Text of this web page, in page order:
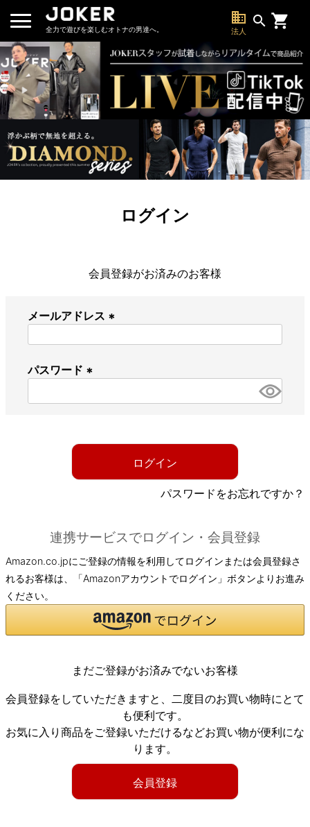
全力で遊びを楽しむオトナの男達へ。
business
法人
search
ログイン
会員登録がお済みのお客様
メールアドレス
パスワード
必
ログイン
パスワードをお忘れですか？
連携サービスでログイン・会員登録
Amazon.co.jpにご登録の情報を利用してログインまたは会員登録さ
れるお客様は、「Amazonアカウントでログイン」ボタンよりお進み
ください。
まだご登録がお済みでないお客様
会員登録をしていただきますと、二度目のお買い物時にとて
も便利です。
お気に入り商品をご登録いただけるなどお買い物が便利にな
ります。
会員登録